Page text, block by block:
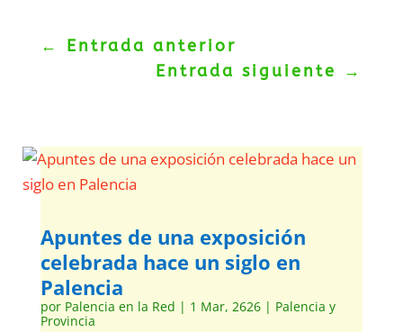
← Entrada anterior
Entrada siguiente
→
Apuntes de una exposición
celebrada hace un siglo en
Palencia
por Palencia en la Red | 1 Mar, 2626| Palencia y
Provincia